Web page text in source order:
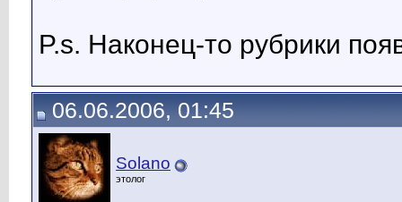
P.s. Наконец-то рубрики
06.06.2006, 01:45
Solano
этолог